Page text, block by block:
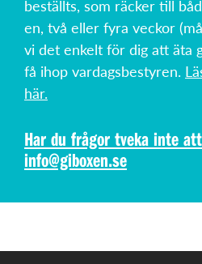
beställts, som räcker till
en, två eller fyra veckor
vi det enkelt för dig att äta
få ihop vardagsbestyren.
här.
Har du frågor tveka inte
info@giboxen.se